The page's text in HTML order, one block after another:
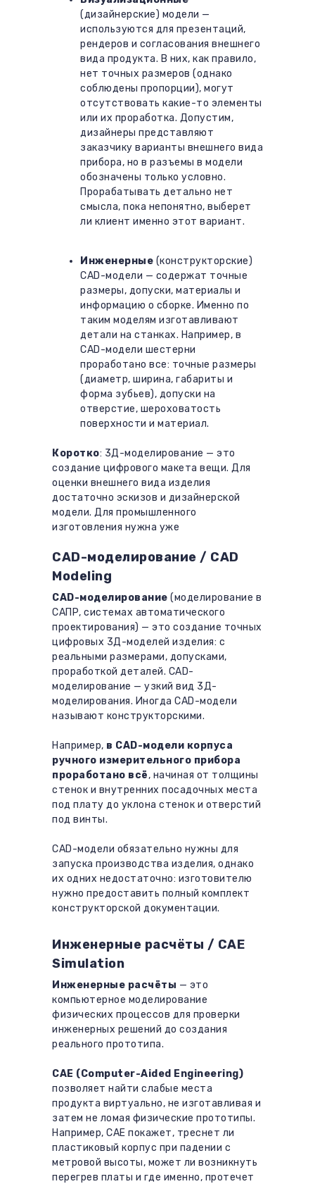
(дизайнерские) модели —
используются для презентаций,
рендеров и согласования внешнего
вида продукта. В них, как правило,
нет точных размеров (однако
соблюдены пропорции), могут
отсутствовать какие-то элементы
или их проработка. Допустим,
дизайнеры представляют
заказчику варианты внешнего вида
прибора, но в разъемы в модели
обозначены только условно.
Прорабатывать детально нет
смысла, пока непонятно, выберет
ли клиент именно этот вариант.
Инженерные (конструкторские)
CAD-модели — содержат точные
размеры, допуски, материалы и
информацию о сборке. Именно по
таким моделям изготавливают
детали на станках. Например, в
CAD-модели шестерни
проработано все: точные размеры
(диаметр, ширина, габариты и
форма зубьев), допуски на
отверстие, шероховатость
поверхности и материал.
Коротко: 3Д-моделирование — это
создание цифрового макета вещи. Для
оценки внешнего вида изделия
достаточно эскизов и дизайнерской
модели. Для промышленного
изготовления нужна уже
(например, макета) подходят и та, и
другая.
CAD-моделирование / CAD
Modeling
CAD-моделирование (моделирование в
САПР, системах автоматического
проектирования) — это создание точных
цифровых 3Д-моделей изделия: с
реальными размерами, допусками,
проработкой деталей. CAD-
моделирование — узкий вид 3Д-
моделирования. Иногда CAD-модели
называют конструкторскими.
Например, в CAD-модели корпуса
ручного измерительного прибора
проработано всё, начиная от толщины
стенок и внутренних посадочных места
под плату до уклона стенок и отверстий
под винты.
CAD-модели обязательно нужны для
запуска производства изделия, однако
их одних недостаточно: изготовителю
нужно предоставить полный комплект
конструкторской документации.
Инженерные расчёты / CAE
Simulation
Инженерные расчёты — это
компьютерное моделирование
физических процессов для проверки
инженерных решений до создания
реального прототипа.
CAE (Computer-Aided Engineering)
позволяет найти слабые места
продукта виртуально, не изготавливая и
затем не ломая физические прототипы.
Например, CAE покажет, треснет ли
пластиковый корпус при падении с
метровой высоты, может ли возникнуть
перегрев платы и где именно, протечет